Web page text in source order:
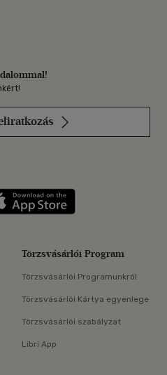
LinkedInen
Szerezd meg: Google
Törzsvásárlói Program
Törzsvásárlói Programunkról
Törzsvásárlói Kártya egyenlege
Törzsvásárlói szabályzat
Libri App